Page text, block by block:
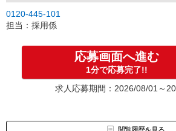
0120-445-101
担当：採用係
応募画面へ進む
1分で応募完了!!
求人応募期間：2026/08/01～